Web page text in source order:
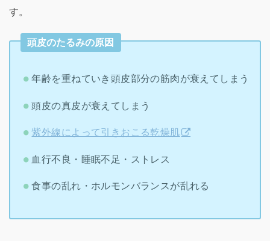
す。
頭皮のたるみの原因
年齢を重ねていき頭皮部分の筋肉が衰えてしまう
頭皮の真皮が衰えてしまう
紫外線によって引きおこる乾燥肌
血行不良・睡眠不足・ストレス
食事の乱れ・ホルモンバランスが乱れる